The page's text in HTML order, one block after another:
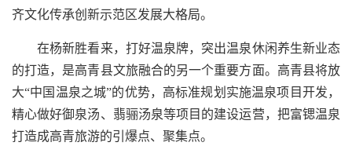
齐文化传承创新示范区发展大格局。
在杨新胜看来，打好温泉牌，突出温泉休闲养生新业态
的打造，是高青县文旅融合的另一个重要方面。高青县将放
大“中国温泉之城”的优势，高标准规划实施温泉项目开发，
精心做好御泉汤、翡骊汤泉等项目的建设运营，把富锶温泉
打造成高青旅游的引爆点、聚集点。